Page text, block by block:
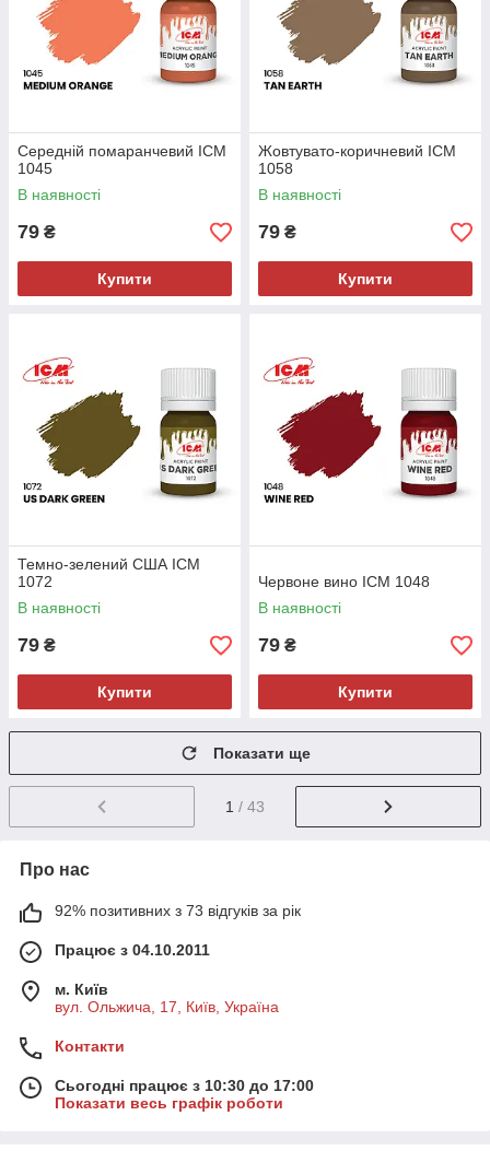
Середній помаранчевий ICM
1045
В наявності
79 ₴
Купити
Жовтувато-коричневий ICM
1058
В наявності
79 ₴
Купити
Темно-зелений США ICM
1072
В наявності
79 ₴
Купити
Червоне вино ICM 1048
В наявності
79 ₴
Купити
Показати ще
1 / 43
Про нас
92% позитивних з 73 відгуків за рік
Працює з 04.10.2011
м. Київ
вул. Ольжича, 17, Київ, Україна
Контакти
Сьогодні працює з 10:30 до 17:00
Показати весь графік роботи